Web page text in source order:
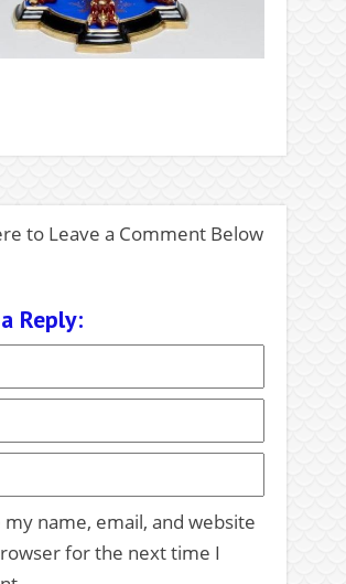
to Leave a Comment Below
Reply:
my name, email, and website
for the next time I